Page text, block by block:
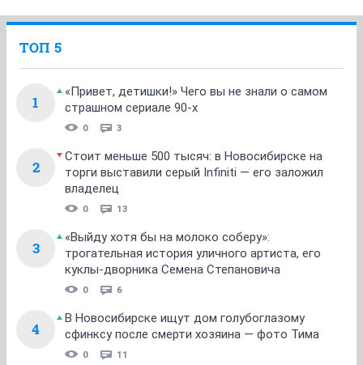
ТОП 5
1
«Привет, детишки!» Чего вы не знали о самом
страшном сериале 90-х
0 3
2
Стоит меньше 500 тысяч: в Новосибирске на
торги выставили серый Infiniti — его заложил
владелец
0 13
3
«Выйду хотя бы на молоко соберу»:
трогательная история уличного артиста, его
куклы-дворника Семена Степановича
0 6
4
В Новосибирске ищут дом голубоглазому
сфинксу после смерти хозяина — фото Тима
0 11